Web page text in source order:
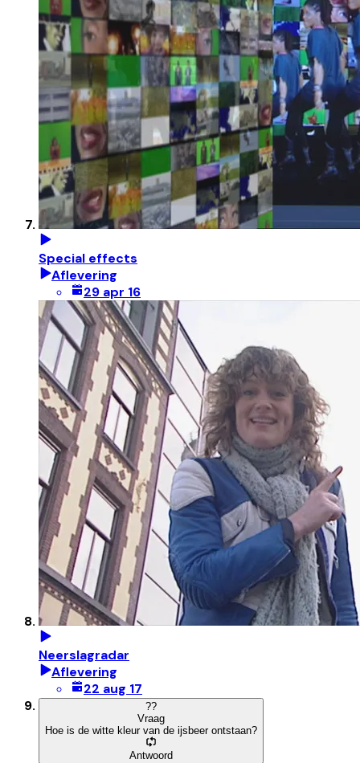
Special effects
Aflevering
29 apr 16
Neerslagradar
Aflevering
22 aug 17
??
Vraag
Hoe is de witte kleur van de ijsbeer ontstaan?
Antwoord